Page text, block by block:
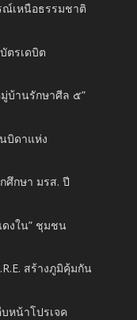
เหนือธรรมชาติ
ตรเดบิต
บ้านรักษาศีล ๕”
บิดาแห่ง
ศึกษา มรส. ปี
ดงใน” ชุมชน
สร้างภูมิคุ้มกัน
หน้าโปรเจค